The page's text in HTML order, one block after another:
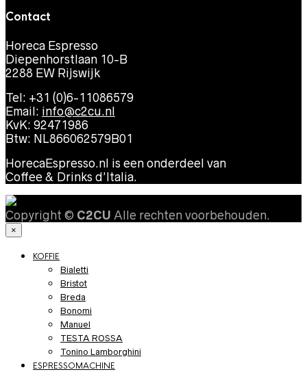
Contact
Horeca Espresso
Diepenhorstlaan 10-B
2288 EW Rijswijk
Tel: +31 (0)6-11086579
Email: info@c2cu.nl
KvK: 92471986
Btw: NL866062579B01
HorecaEspresso.nl is een onderdeel van
Coffee & Drinks d’Italia.
Copyright © C2CU Alle rechten voorbehouden.
×
KOFFIE
Bialetti
Bristot
Breda
Bonomi
Manuel
TESTA ROSSA
Tonino Lamborghini
ESPRESSOMACHINE